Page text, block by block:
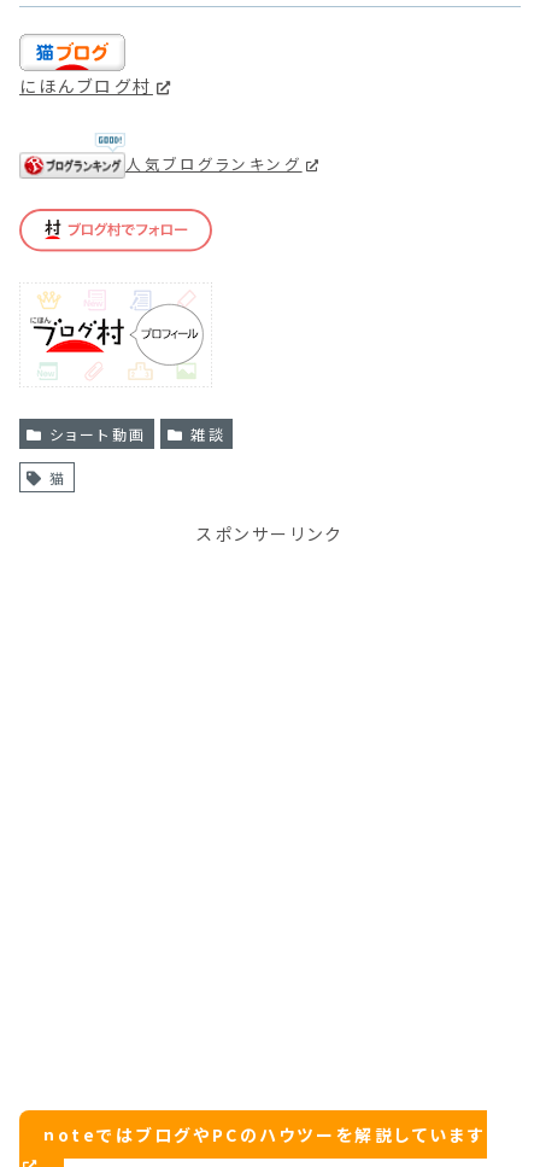
にほんブログ村
人気ブログランキング
ショート動画 雑談
猫
スポンサーリンク
noteではブログやPCのハウツーを解説しています